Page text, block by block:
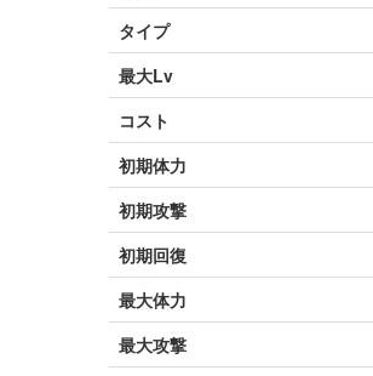
タイプ
最大Lv
コスト
初期体力
初期攻撃
初期回復
最大体力
最大攻撃